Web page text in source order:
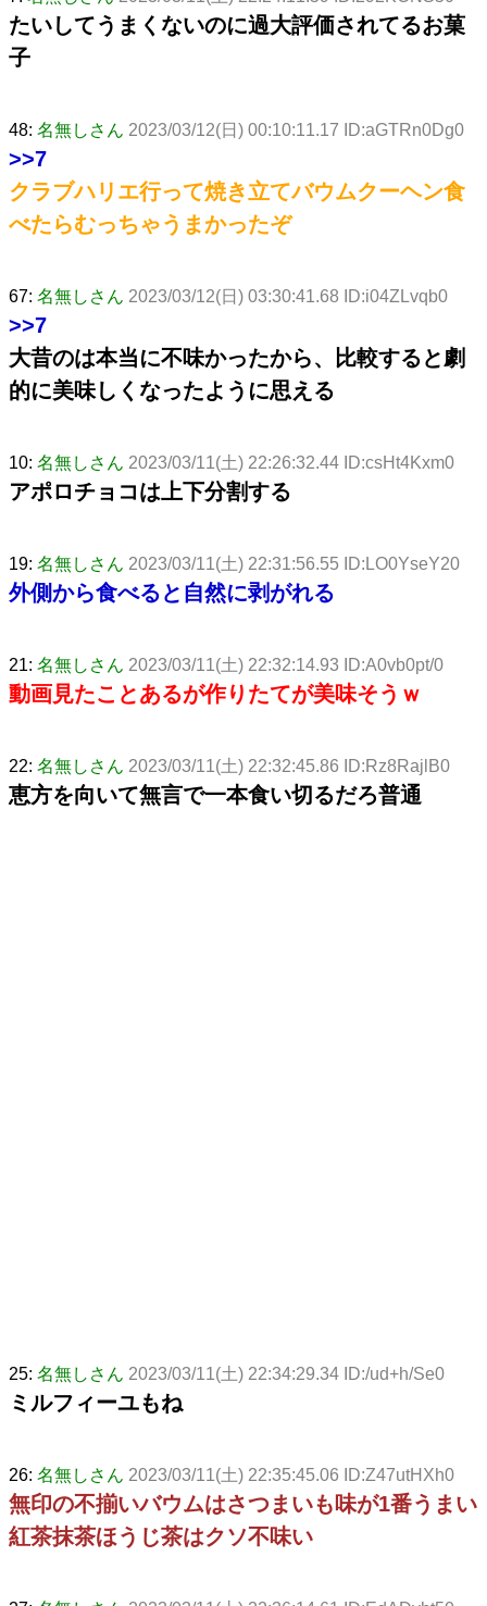
たいしてうまくないのに過大評価されてるお菓
子
48: 名無しさん 2023/03/12(日) 00:10:11.17 ID:aGTRn0Dg0
>>7
クラブハリエ行って焼き立てバウムクーヘン食
べたらむっちゃうまかったぞ
67: 名無しさん 2023/03/12(日) 03:30:41.68 ID:i04ZLvqb0
>>7
大昔のは本当に不味かったから、比較すると劇
的に美味しくなったように思える
10: 名無しさん 2023/03/11(土) 22:26:32.44 ID:csHt4Kxm0
アポロチョコは上下分割する
19: 名無しさん 2023/03/11(土) 22:31:56.55 ID:LO0YseY20
外側から食べると自然に剥がれる
21: 名無しさん 2023/03/11(土) 22:32:14.93 ID:A0vb0pt/0
動画見たことあるが作りたてが美味そうｗ
22: 名無しさん 2023/03/11(土) 22:32:45.86 ID:Rz8RajlB0
恵方を向いて無言で一本食い切るだろ普通
25: 名無しさん 2023/03/11(土) 22:34:29.34 ID:/ud+h/Se0
ミルフィーユもね
26: 名無しさん 2023/03/11(土) 22:35:45.06 ID:Z47utHXh0
無印の不揃いバウムはさつまいも味が1番うまい
紅茶抹茶ほうじ茶はクソ不味い